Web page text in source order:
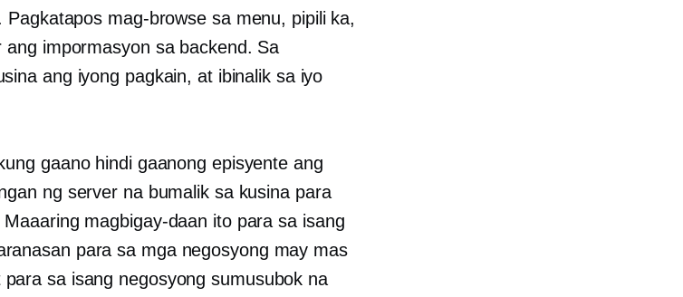
mag-browse sa menu, pipili ka,
impormasyon sa backend. Sa
ang iyong pagkain, at ibinalik sa iyo
gaano hindi gaanong episyente ang
ng server na bumalik sa kusina para
magbigay-daan ito para sa isang
para sa mga negosyong may mas
sa isang negosyong sumusubok na